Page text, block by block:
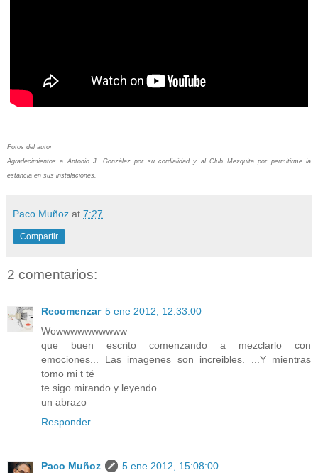
Fotos del autor
Agradecimientos a Antonio J. González por su cordialidad y al Club Mezquita por permitirme la
estancia en sus instalaciones.
Paco Muñoz at 7:27
Compartir
2 comentarios:
Recomenzar 5 ene 2012, 12:33:00
Wowwwwwwwwww
que buen escrito comenzando a mezclarlo con
emociones... Las imagenes son increibles. ...Y mientras
tomo mi t té
te sigo mirando y leyendo
un abrazo
Responder
Paco Muñoz
5 ene 2012, 15:08:00